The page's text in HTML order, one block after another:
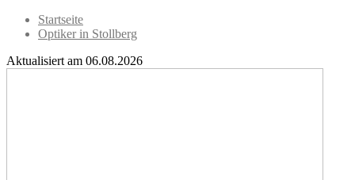
Startseite
Optiker in Stollberg
Aktualisiert am 06.08.2026